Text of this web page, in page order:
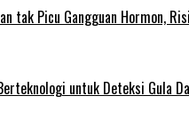
tak Picu Gangguan Hormon,
untuk Deteksi Gula